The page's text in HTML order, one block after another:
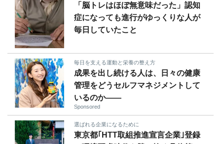
「脳トレはほぼ無意味だった」認知
症になっても進行がゆっくりな人が
毎日していたこと
毎日を支える運動と栄養の整え方
成果を出し続ける人は、日々の健康
管理をどうセルフマネジメントして
いるのか——
Sponsored
選ばれる企業になるために
東京都｢HTT取組推進宣言企業｣登録